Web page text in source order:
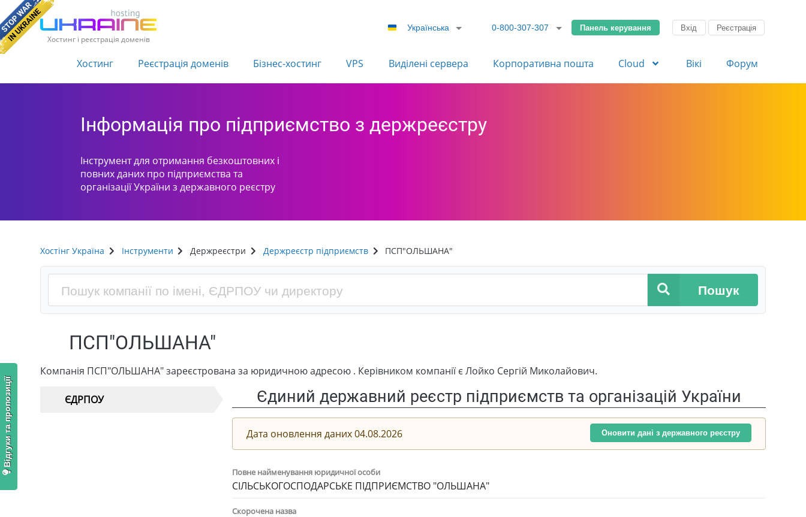
Хостинг і реєстрація доменів
Українська 0-800-307-307 Панель керування Вхід Реєстрація
Хостинг Реєстрація доменів Бізнес-хостинг VPS Виділені сервера Корпоративна пошта Cloud Вікі Форум
Інформація про підприємство з держреєстру
Інструмент для отримання безкоштовних і
повних даних про підприємства та
організації України з державного реєстру
Хостінг Україна Інструменти Держреєстри Держреєстр підприємств ПСП"ОЛЬШАНА"
Пошук
ПСП"ОЛЬШАНА"
Компанія ПСП"ОЛЬШАНА" зареєстрована за юридичною адресою . Керівником компанії є Лойко Сергій Миколайович.
ЄДРПОУ Єдиний державний реєстр підприємств та організацій України
Дата оновлення даних 04.08.2026 Оновити дані з державного реєстру
Повне найменування юридичної особи
СІЛЬСЬКОГОСПОДАРСЬКЕ ПІДПРИЄМСТВО "ОЛЬШАНА"
Скорочена назва
Відгуки та пропозиції